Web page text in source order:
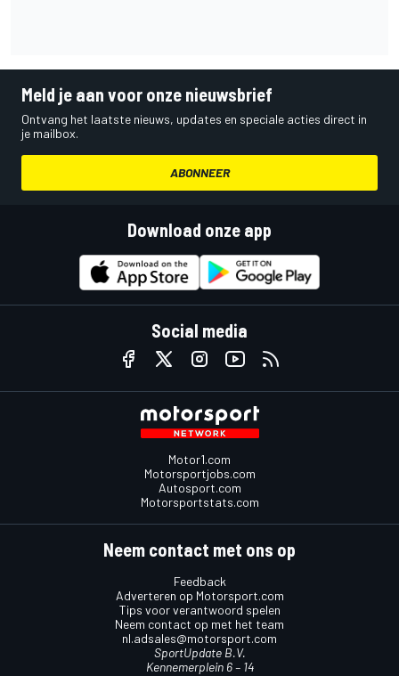
Meld je aan voor onze nieuwsbrief
Ontvang het laatste nieuws, updates en speciale acties direct in
je mailbox.
ABONNEER
Download onze app
Social media
Motor1.com
Motorsportjobs.com
Autosport.com
Motorsportstats.com
Neem contact met ons op
Feedback
Adverteren op Motorsport.com
Tips voor verantwoord spelen
Neem contact op met het team
nl.adsales@motorsport.com
SportUpdate B.V.
Kennemerplein 6 – 14